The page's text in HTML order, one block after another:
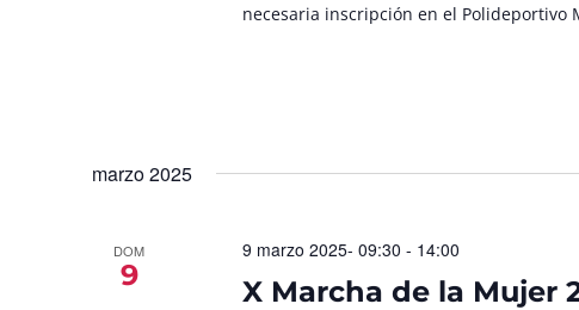
necesaria inscripción en el Polideportivo
marzo 2025
DOM
9 X Marcha de la Mujer
9 marzo 2025- 09:30 - 14:00